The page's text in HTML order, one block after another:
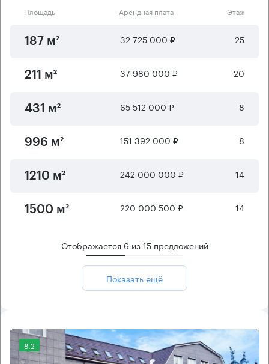
Площадь Арендная плата Этаж
187 м² 32 725 000 ₽ 25
211 м² 37 980 000 ₽ 20
431 м² 65 512 000 ₽ 8
996 м² 151 392 000 ₽ 8
1210 м² 242 000 000 ₽ 14
1500 м² 220 000 500 ₽ 14
Отображается 6 из15предложений
Показать ещё
8.2